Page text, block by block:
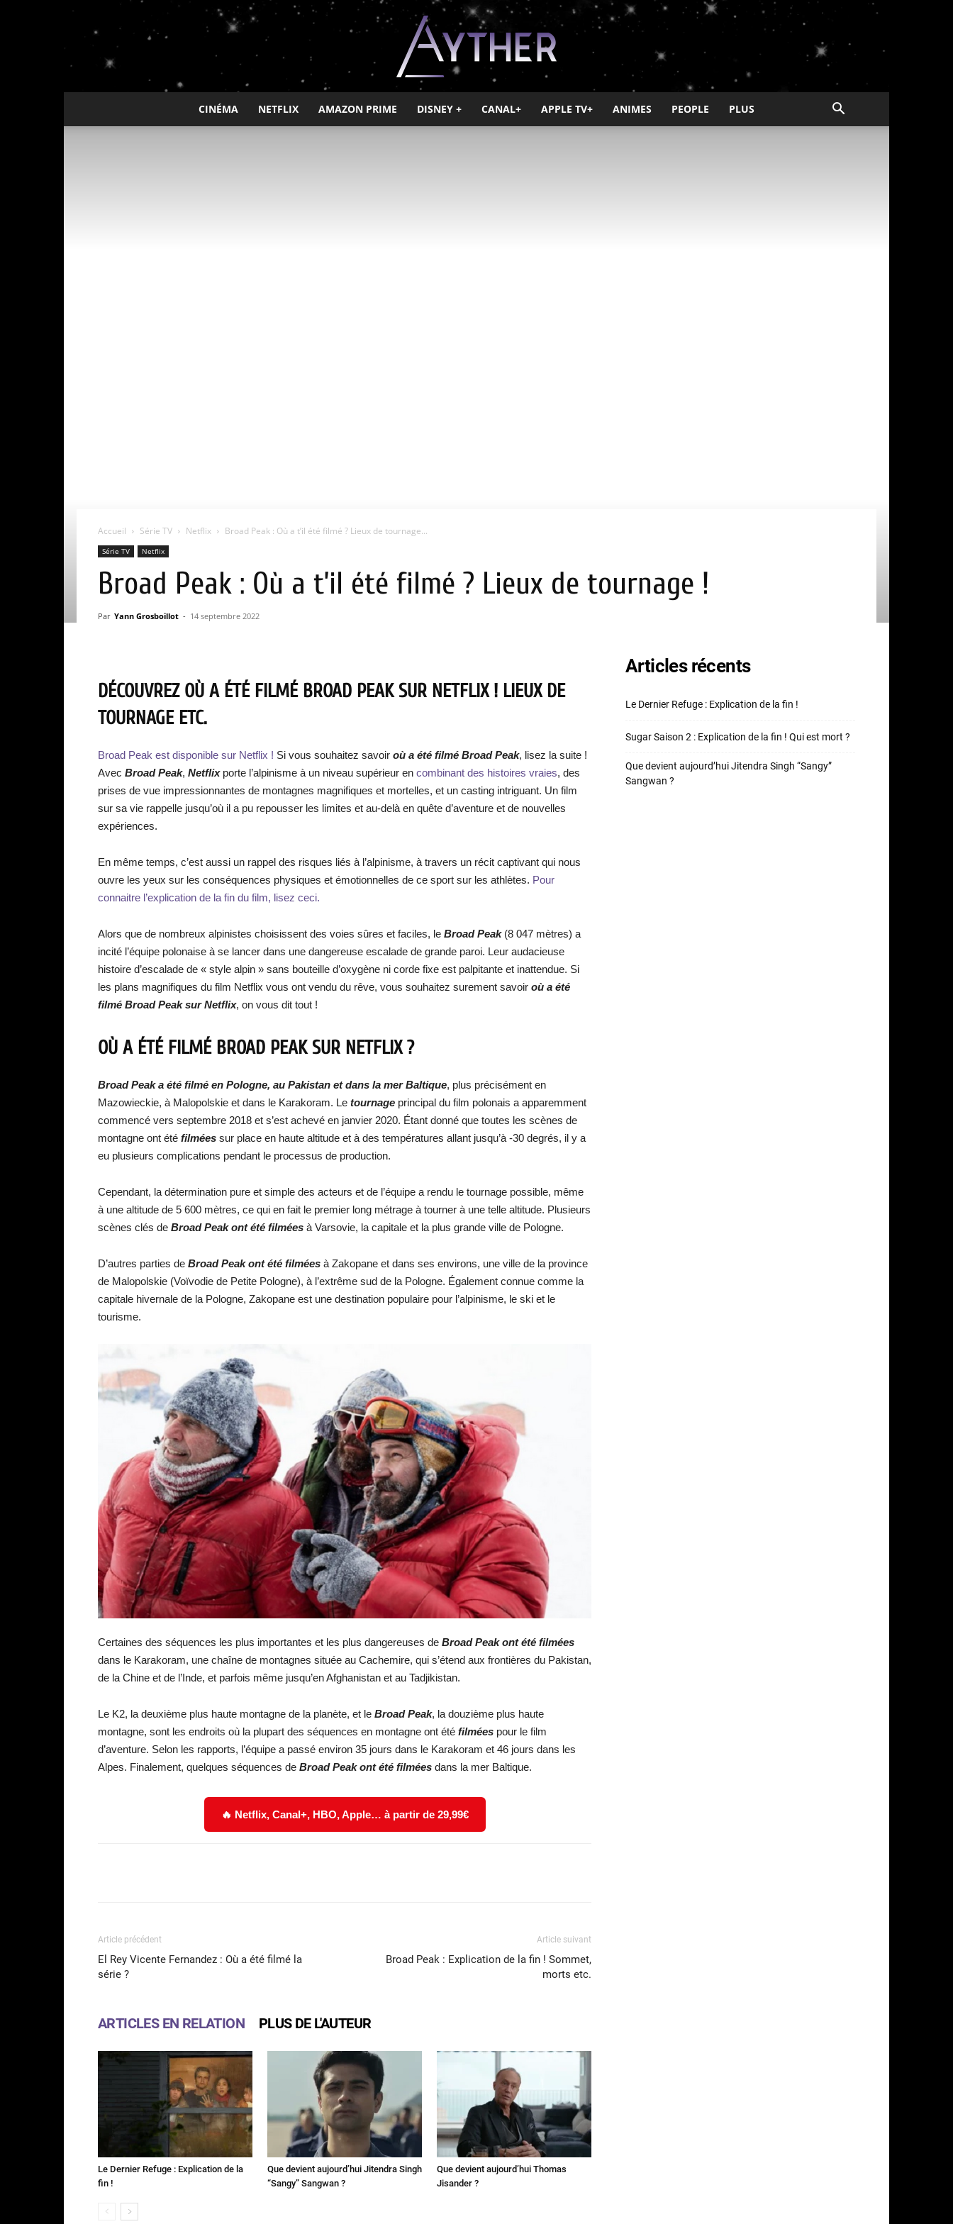
Ayther
CINÉMA NETFLIX AMAZON PRIME DISNEY + CANAL+ APPLE TV+ ANIMES PEOPLE PLUS
Accueil Série TV Netflix Broad Peak : Où a t’il été filmé ? Lieux de tournage...
Série TV Netflix
Broad Peak : Où a t’il été filmé ? Lieux de tournage !
Par Yann Grosboillot - 14 septembre 2022
DÉCOUVREZ OÙ A ÉTÉ FILMÉ BROAD PEAK SUR NETFLIX ! LIEUX DE
TOURNAGE ETC.
Broad Peak est disponible sur Netflix ! Si vous souhaitez savoir où a été filmé Broad Peak, lisez la suite !
Avec Broad Peak, Netflix porte l’alpinisme à un niveau supérieur en combinant des histoires vraies, des
prises de vue impressionnantes de montagnes magnifiques et mortelles, et un casting intriguant. Un film
sur sa vie rappelle jusqu’où il a pu repousser les limites et au-delà en quête d’aventure et de nouvelles
expériences.
En même temps, c’est aussi un rappel des risques liés à l’alpinisme, à travers un récit captivant qui nous
ouvre les yeux sur les conséquences physiques et émotionnelles de ce sport sur les athlètes. Pour
connaitre l’explication de la fin du film, lisez ceci.
Alors que de nombreux alpinistes choisissent des voies sûres et faciles, le Broad Peak(8 047 mètres) a
incité l’équipe polonaise à se lancer dans une dangereuse escalade de grande paroi. Leur audacieuse
histoire d’escalade de « style alpin » sans bouteille d’oxygène ni corde fixe est palpitante et inattendue. Si
les plans magnifiques du film Netflix vous ont vendu du rêve, vous souhaitez surement savoir où a été
filmé Broad Peak sur Netflix, on vous dit tout !
OÙ A ÉTÉ FILMÉ BROAD PEAK SUR NETFLIX ?
Broad Peak a été filmé en Pologne, au Pakistan et dans la mer Baltique, plus précisément en
Mazowieckie, à Malopolskie et dans le Karakoram. Le tournage principal du film polonais a apparemment
commencé vers septembre 2018 et s’est achevé en janvier 2020. Étant donné que toutes les scènes de
montagne ont été filmées sur place en haute altitude et à des températures allant jusqu’à -30 degrés, il y a
eu plusieurs complications pendant le processus de production.
Cependant, la détermination pure et simple des acteurs et de l’équipe a rendu le tournage possible, même
à une altitude de 5 600 mètres, ce qui en fait le premier long métrage à tourner à une telle altitude. Plusieurs
scènes clés de Broad Peak ont été filmées à Varsovie, la capitale et la plus grande ville de Pologne.
D’autres parties de Broad Peak ont été filmées à Zakopane et dans ses environs, une ville de la province
de Malopolskie (Voïvodie de Petite Pologne), à l’extrême sud de la Pologne. Également connue comme la
capitale hivernale de la Pologne, Zakopane est une destination populaire pour l’alpinisme, le ski et le
tourisme.
Certaines des séquences les plus importantes et les plus dangereuses de Broad Peak ont été filmées
dans le Karakoram, une chaîne de montagnes située au Cachemire, qui s’étend aux frontières du Pakistan,
de la Chine et de l’Inde, et parfois même jusqu’en Afghanistan et au Tadjikistan.
Le K2, la deuxième plus haute montagne de la planète, et le Broad Peak, la douzième plus haute
montagne, sont les endroits où la plupart des séquences en montagne ont été filmées pour le film
d’aventure. Selon les rapports, l’équipe a passé environ 35 jours dans le Karakoram et 46 jours dans les
Alpes. Finalement, quelques séquences de Broad Peak ont été filmées dans la mer Baltique.
🔥 Netflix, Canal+, HBO, Apple… à partir de 29,99€
Article précédent
El Rey Vicente Fernandez : Où a été filmé la
série ?
Article suivant
Broad Peak : Explication de la fin ! Sommet,
morts etc.
ARTICLES EN RELATION PLUS DE L'AUTEUR
Le Dernier Refuge : Explication de la
fin !
Que devient aujourd’hui Jitendra Singh
“Sangy” Sangwan ?
Que devient aujourd’hui Thomas
Jisander ?
Articles récents
Le Dernier Refuge : Explication de la fin !
Sugar Saison 2 : Explication de la fin ! Qui est mort ?
Que devient aujourd’hui Jitendra Singh “Sangy”
Sangwan ?